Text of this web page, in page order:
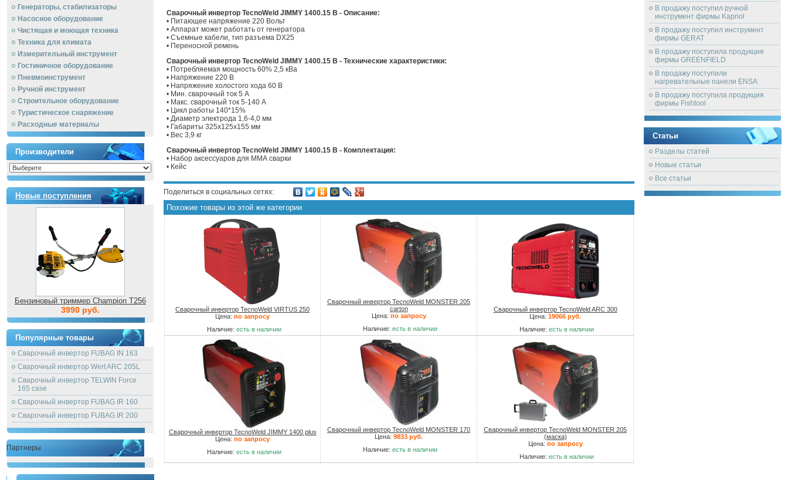
Генераторы, стабилизаторы
Насосное оборудование
Чистящая и моющая техника
Техника для климата
Измерительный инструмент
Гостиничное оборудование
Пневмоинструмент
Ручной инcтрумент
Строительное оборудование
Туристическое снаряжение
Расходные материалы
Производители
Новые поступления
Бензиновый триммер Champion T256
3990 руб.
Популярные товары
Сварочный инвертор FUBAG IN 163
Сварочный инвертор Wert ARC 205L
Сварочный инвертор TELWIN Force
165 case
Сварочный инвертор FUBAG IR 160
Сварочный инвертор FUBAG IR 200
Партнеры
Сварочный инвертор TecnoWeld JIMMY 1400.15 B - Описание:
• Питающее напряжение 220 Вольт
• Аппарат может работать от генератора
• Съемные кабели, тип разъема DX25
• Переносной ремень
Сварочный инвертор TecnoWeld JIMMY 1400.15 B - Технические характеристики:
• Потребляемая мощность 60% 2,5 кВа
• Напряжение 220 В
• Напряжение холостого хода 60 В
• Мин. сварочный ток 5 А
• Макс. сварочный ток 5-140 А
• Цикл работы 140*15%
• Диаметр электрода 1,6-4,0 мм
• Габариты 325х125х155 мм
• Вес 3,9 кг
Сварочный инвертор TecnoWeld JIMMY 1400.15 B - Комплектация:
• Набор аксессуаров для ММА сварки
• Кейс
Поделиться в социальных сетях:
Похожие товары из этой же категории
Сварочный инвертор TecnoWeld VIRTUS 250
Цена: по запросу
Наличие: есть в наличии
Сварочный инвертор TecnoWeld MONSTER 205
carton
Цена: по запросу
Наличие: есть в наличии
Сварочный инвертор TecnoWeld ARC 300
Цена: 19066 руб.
Наличие: есть в наличии
Сварочный инвертор TecnoWeld JIMMY 1400 plus
Цена: по запросу
Наличие: есть в наличии
Сварочный инвертор TecnoWeld MONSTER 170
Цена: 9833 руб.
Наличие: есть в наличии
Сварочный инвертор TecnoWeld MONSTER 205
(маска)
Цена: по запросу
Наличие: есть в наличии
В продажу поступил ручной
инструмент фирмы Kapriol
В продажу поступил инструмент
фирмы GERAT
В продажу поступила продукция
фирмы GREENFIELD
В продажу поступили
нагревательные панели ENSA
В продажу поступила продукция
фирмы Fishtool
Статьи
Разделы статей
Новые статьи
Все статьи